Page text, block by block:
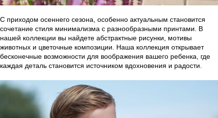
С приходом осеннего сезона, особенно актуальным становится
сочетание стиля минимализма с разнообразными принтами. В
нашей коллекции вы найдете абстрактные рисунки, мотивы
животных и цветочные композиции. Наша коллекция открывает
бесконечные возможности для воображения вашего ребенка, где
каждая деталь становится источником вдохновения и радости.